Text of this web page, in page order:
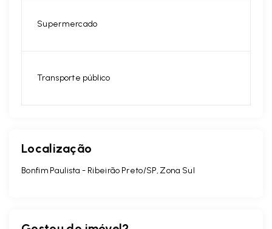
Supermercado
Transporte público
Localização
Bonfim Paulista - Ribeirão Preto/SP, Zona Sul